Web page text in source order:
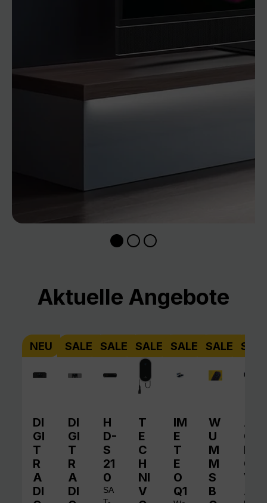
Produktgalerie überspringen
Aktuelle Angebote
NEU
DI
GI
T
R
A
DI
SALE
DI
GI
T
R
A
DI
SALE
H
D-
S
21
0
SA
SALE
T
E
C
H
NI
V
SALE
IM
E
T
E
O
Q1
SALE
W
U
M
M
S
B
A
QI
N
O
V
A